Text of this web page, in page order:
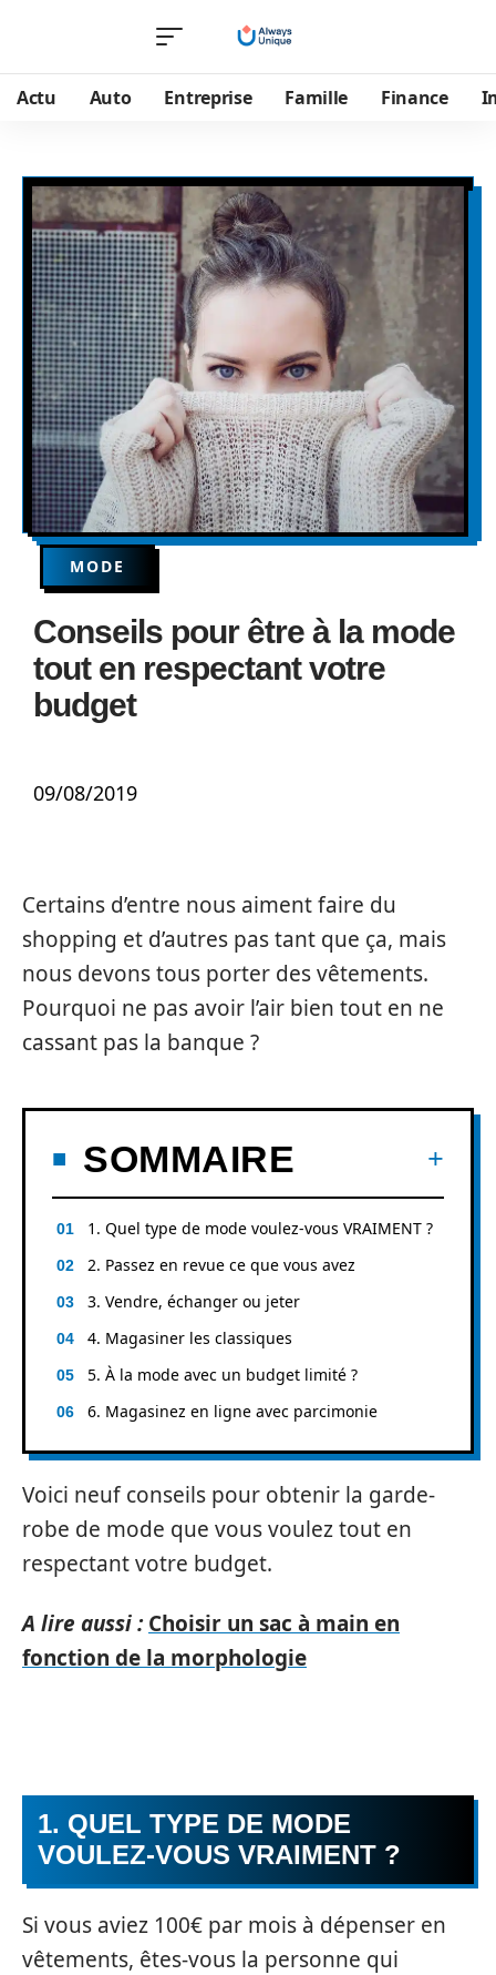
Actu Auto Entreprise Famille Finance
MODE
Conseils pour être à la mode
tout en respectant votre
budget
09/08/2019
Certains d’entre nous aiment faire du
shopping et d’autres pas tant que ça, mais
nous devons tous porter des vêtements.
Pourquoi ne pas avoir l’air bien tout en ne
cassant pas la banque ?
SOMMAIRE
1. Quel type de mode voulez-vous VRAIMENT ?
2. Passez en revue ce que vous avez
3. Vendre, échanger ou jeter
4. Magasiner les classiques
5. À la mode avec un budget limité ?
6. Magasinez en ligne avec parcimonie
Voici neuf conseils pour obtenir la garde-
robe de mode que vous voulez tout en
respectant votre budget.
A lire aussi : Choisir un sac à main en
fonction de la morphologie
1. QUEL TYPE DE MODE
VOULEZ-VOUS VRAIMENT ?
Si vous aviez 100€ par mois à dépenser en
vêtements, êtes-vous la personne qui